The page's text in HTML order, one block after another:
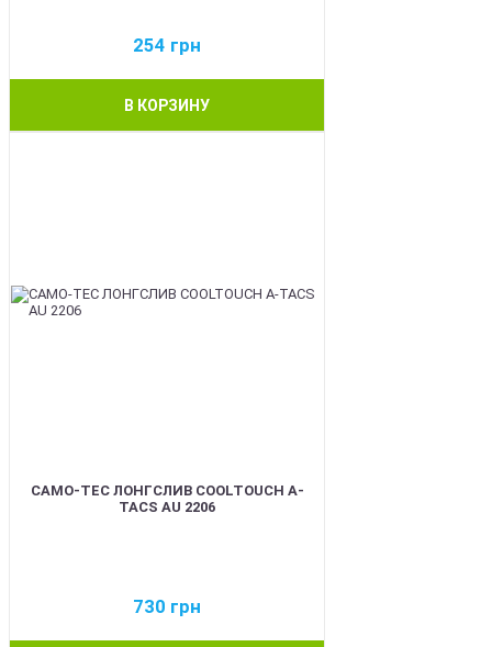
254 грн
В КОРЗИНУ
CAMO-TEC ЛОНГСЛИВ COOLTOUCH A-
TACS AU 2206
730 грн